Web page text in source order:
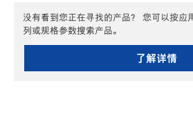
没有看到您正在寻找的产品？ 您可以按应
列或规格参数搜索产品。
了解详情